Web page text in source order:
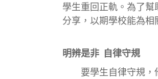
學生重回正軌。為了
分享，以期學校能為相
明辨是非 自律守規
要學生自律守規，他